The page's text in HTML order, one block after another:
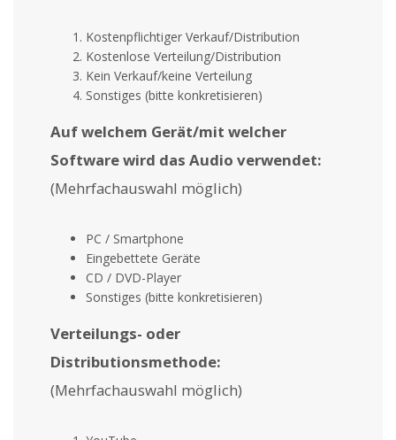
Kostenpflichtiger Verkauf/Distribution
Kostenlose Verteilung/Distribution
Kein Verkauf/keine Verteilung
Sonstiges (bitte konkretisieren)
Auf welchem Gerät/mit welcher
Software wird das Audio verwendet:
(Mehrfachauswahl möglich)
PC / Smartphone
Eingebettete Geräte
CD / DVD-Player
Sonstiges (bitte konkretisieren)
Verteilungs- oder
Distributionsmethode:
(Mehrfachauswahl möglich)